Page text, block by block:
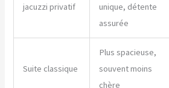
jacuzzi privatif
unique, détente
assurée
Suite classique
Plus spacieuse,
souvent moins
chère